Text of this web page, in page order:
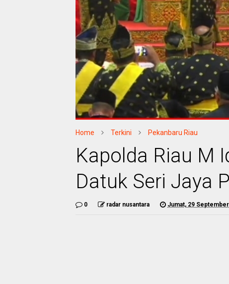
Home Terkini Pekanbaru Riau
Kapolda Riau M
Datuk Seri Jaya
0 radar nusantara Jumat, 29